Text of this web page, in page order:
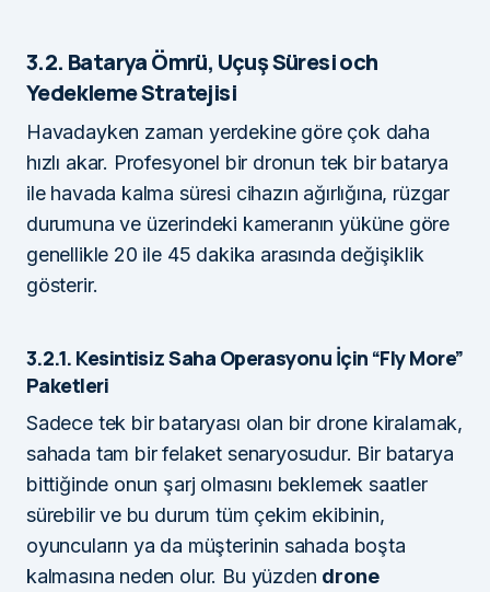
3.2. Batarya Ömrü, Uçuş Süresi och
Yedekleme Stratejisi
Havadayken zaman yerdekine göre çok daha
hızlı akar. Profesyonel bir dronun tek bir batarya
ile havada kalma süresi cihazın ağırlığına, rüzgar
durumuna ve üzerindeki kameranın yüküne göre
genellikle 20 ile 45 dakika arasında değişiklik
gösterir.
3.2.1. Kesintisiz Saha Operasyonu İçin “Fly More”
Paketleri
Sadece tek bir bataryası olan bir drone kiralamak,
sahada tam bir felaket senaryosudur. Bir batarya
bittiğinde onun şarj olmasını beklemek saatler
sürebilir ve bu durum tüm çekim ekibinin,
oyuncuların ya da müşterinin sahada boşta
kalmasına neden olur. Bu yüzden drone